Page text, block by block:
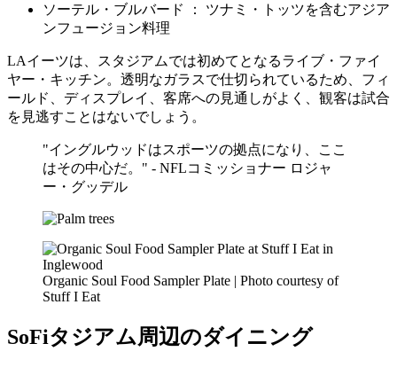
ソーテル・ブルバード ： ツナミ・トッツを含むアジア
ンフュージョン料理
LAイーツは、スタジアムでは初めてとなるライブ・ファイ
ヤー・キッチン。透明なガラスで仕切られているため、フィ
ールド、ディスプレイ、客席への見通しがよく、観客は試合
を見逃すことはないでしょう。
"イングルウッドはスポーツの拠点になり、ここ
はその中心だ。" - NFLコミッショナー ロジャ
ー・グッデル
Organic Soul Food Sampler Plate | Photo courtesy of
Stuff I Eat
SoFiタジアム周辺のダイニング